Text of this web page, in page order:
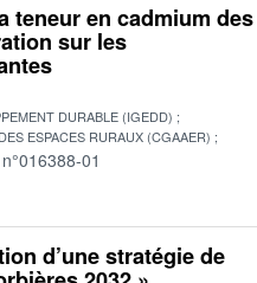
teneur en cadmium des
sur les
DURABLE (IGEDD)
ESPACES RURAUX (CGAAER)
01
d’une stratégie de